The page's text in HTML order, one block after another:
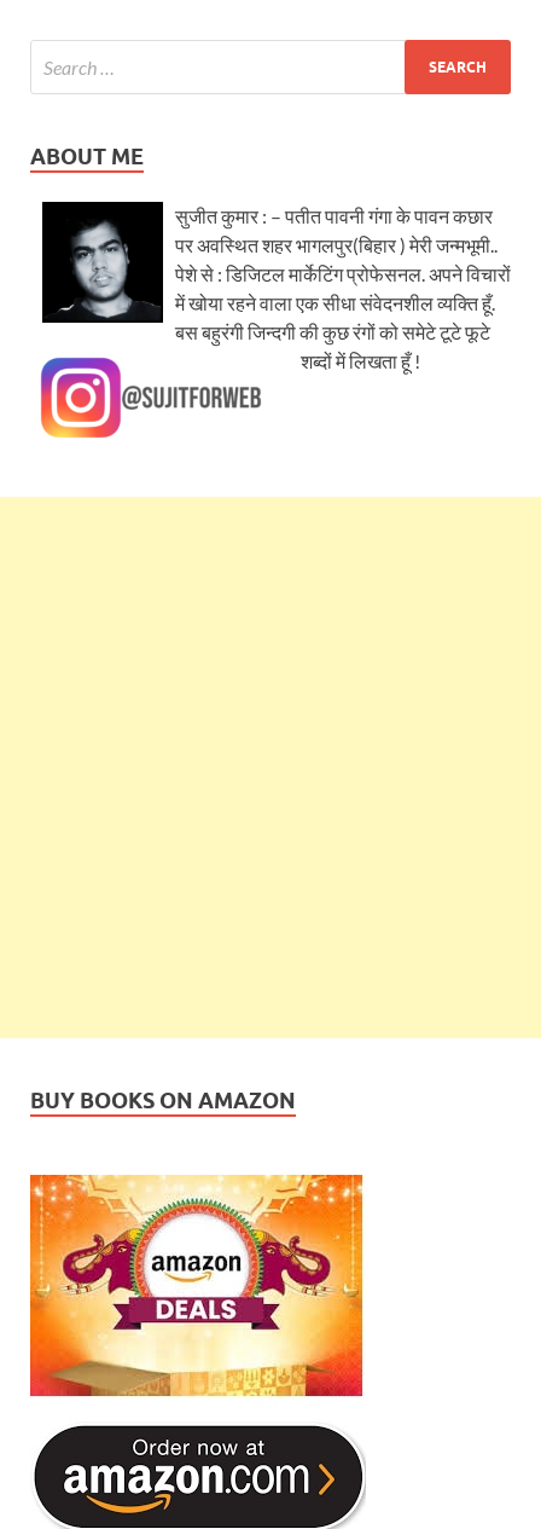
ABOUT ME
सुजीत कुमार : – पतीत पावनी गंगा के पावन कछार
पर अवस्थित शहर भागलपुर(बिहार ) मेरी जन्मभूमी..
पेशे से : डिजिटल मार्केटिंग प्रोफेसनल. अपने विचारों
में खोया रहने वाला एक सीधा संवेदनशील व्यक्ति हूँ.
बस बहुरंगी जिन्दगी की कुछ रंगों को समेटे टूटे फूटे
शब्दों में लिखता हूँ !
BUY BOOKS ON AMAZON